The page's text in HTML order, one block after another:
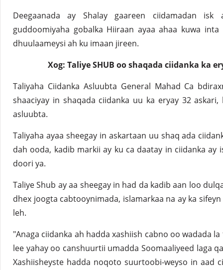
Deegaanada ay Shalay gaareen ciidamadan isk
guddoomiyaha gobalka Hiiraan ayaa ahaa kuwa
dhuulaameysi ah ku imaan jireen.
Xog: Taliye SHUB oo shaqada ciidanka ka
Taliyaha Ciidanka Asluubta General Mahad Ca
shaaciyay in shaqada ciidanka uu ka eryay 32
asluubta.
Taliyaha ayaa sheegay in askartaan uu shaq ada
dah ooda, kadib markii ay ku ca daatay in ciidanka ay
doori ya.
Taliye Shub ay aa sheegay in had da kadib aan loo
dhex joogta cabtooynimada, islamarkaa na ay ka
leh.
"Anaga ciidanka ah hadda xashiish cabno oo wadada
lee yahay oo canshuurtii umadda Soomaaliyeed laga
Xashiisheyste hadda noqoto suurtoobi-weyso in aad